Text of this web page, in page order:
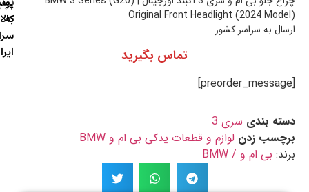
Original Front Headlight (2024
به سراسر کشور
تماس بگیرید
بندی سری 3
زدن لوازم و قطعات یدکی بی ام و BMW
بی ام و / BMW
سراسر